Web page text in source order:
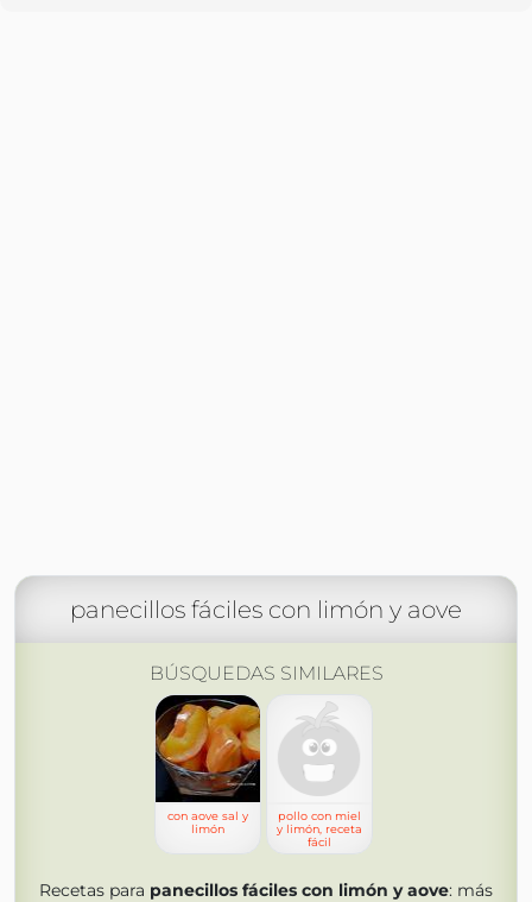
panecillos fáciles con limón y aove
BÚSQUEDAS SIMILARES
con aove sal y
limón
pollo con miel
y limón, receta
fácil
Recetas para panecillos fáciles con limón y aove: más